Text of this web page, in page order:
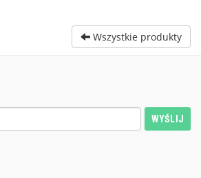
Wszystkie produkty
WYŚLIJ